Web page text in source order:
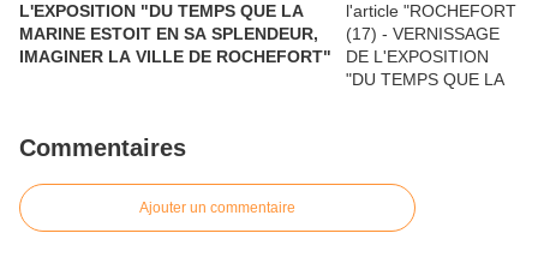
L'EXPOSITION "DU TEMPS QUE LA
MARINE ESTOIT EN SA SPLENDEUR,
IMAGINER LA VILLE DE ROCHEFORT"
Commentaires
Ajouter un commentaire